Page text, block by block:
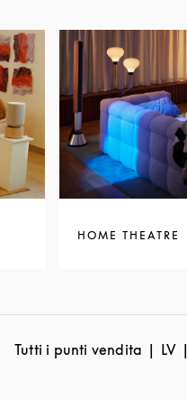
HOME THEATRE
Tutti i punti vendita LV